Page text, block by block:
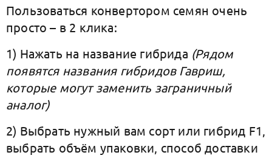
Пользоваться конвертором семян очень
просто – в 2 клика:
1) Нажать на название гибрида (Рядом
появятся названия гибридов Гавриш,
которые могут заменить заграничный
аналог)
2) Выбрать нужный вам сорт или гибрид F1,
выбрать объём упаковки, способ доставки